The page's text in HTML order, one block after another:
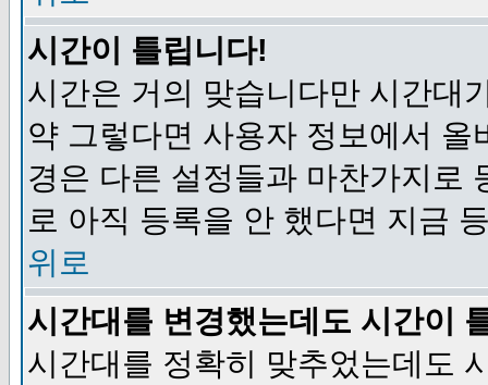
시간이 틀립니다!
시간은 거의 맞습니다만 시간대
약 그렇다면 사용자 정보에서
경은 다른 설정들과 마찬가지로
로 아직 등록을 안 했다면 지금
위로
시간대를 변경했는데도 시간이
시간대를 정확히 맞추었는데도